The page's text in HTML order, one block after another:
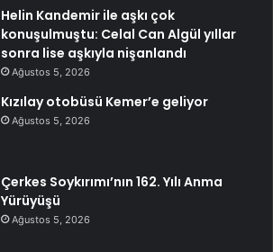
Helin Kandemir ile aşkı çok
konuşulmuştu: Celal Can Algül yıllar
sonra lise aşkıyla nişanlandı
Ağustos 5, 2026
Kızılay otobüsü Kemer’e geliyor
Ağustos 5, 2026
Çerkes Soykırımı’nın 162. Yılı Anma
Yürüyüşü
Ağustos 5, 2026